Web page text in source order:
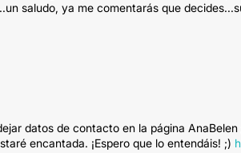
saludo, ya me comentarás que
datos de contacto en la página
encantada. ¡Espero que lo entendáis! ;)